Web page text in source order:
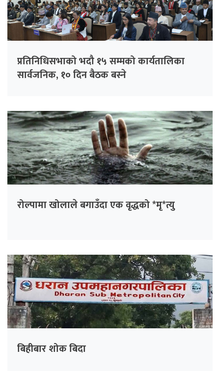
प्रतिनिधिसभाको भदौ १५ सम्मको कार्यतालिका
सार्वजनिक, १० दिन बैठक बस्ने
रोल्पामा खोलाले बगाउँदा एक वृद्धको *मृ*त्यु
बिहीबार शोक बिदा